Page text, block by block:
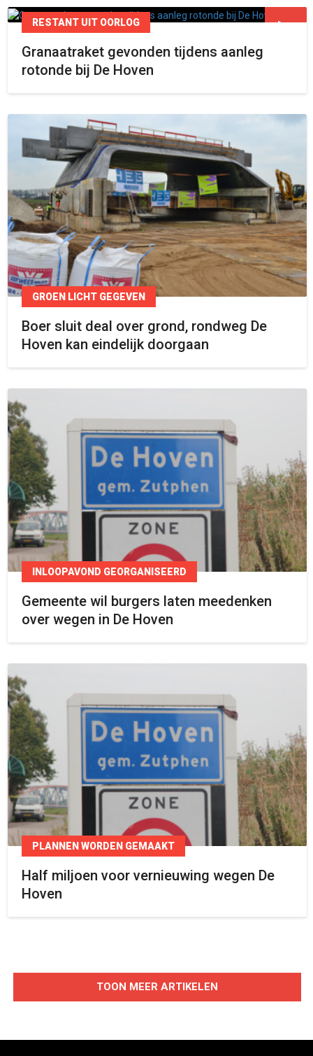
RESTANT UIT OORLOG
Granaatraket gevonden tijdens aanleg
rotonde bij De Hoven
GROEN LICHT GEGEVEN
Boer sluit deal over grond, rondweg De
Hoven kan eindelijk doorgaan
INLOOPAVOND GEORGANISEERD
Gemeente wil burgers laten meedenken
over wegen in De Hoven
PLANNEN WORDEN GEMAAKT
Half miljoen voor vernieuwing wegen De
Hoven
TOON MEER ARTIKELEN